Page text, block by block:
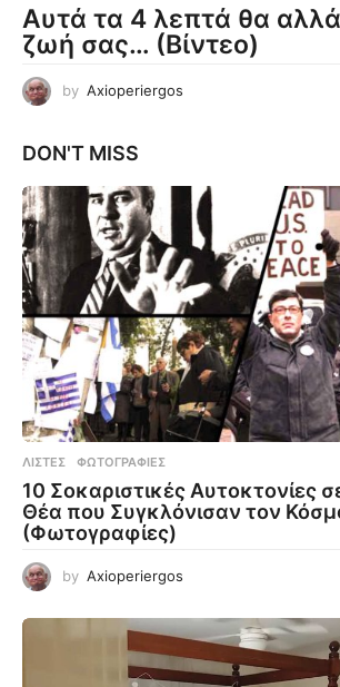
Αυτά τα 4 λεπτά θα
ζωή σας… (Βίντεο)
by Axioperiergos
DON'T MISS
ΛΊΣΤΕΣ ,ΦΩΤΟΓΡΑΦΊΕΣ
10 Σοκαριστικές Αυτοκτονίες
Θέα που Συγκλόνισαν τον
(Φωτογραφίες)
by Axioperiergos